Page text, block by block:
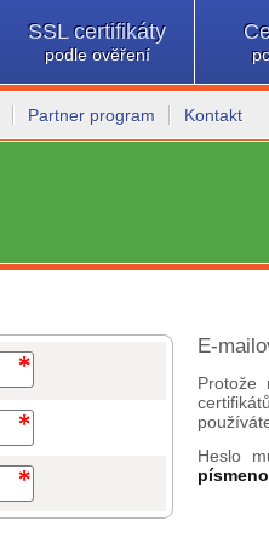
SSL certifikáty
podle ověření
Partner program Kontakt
E-
Protože
Heslo
písmeno